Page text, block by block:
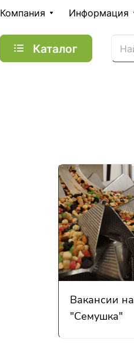
Компания Информация
Каталог
Вакансии
"Семушка"